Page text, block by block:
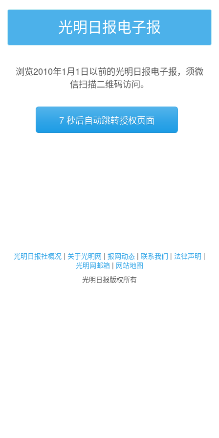
光明日报电子报
浏览2010年1月1日以前的光明日报电子报，须微
信扫描二维码访问。
7 秒后自动跳转授权页面
光明日报社概况 | 关于光明网 | 报网动态 | 联系我们 | 法律声明 |
光明网邮箱 | 网站地图
光明日报版权所有